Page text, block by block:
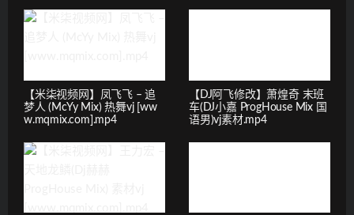
【米柒视频网】凤飞飞 – 追
梦人 (McYy Mix) 热舞vj [ww
w.mqmix.com].mp4
【DJ阿飞修改】萧煌奇 末班
车(DJ小嘉 ProgHouse Mix 国
语男)vj素材.mp4